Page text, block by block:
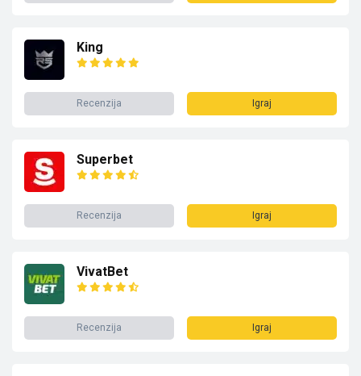
King
Recenzija Igraj
Superbet
Recenzija Igraj
VivatBet
Recenzija Igraj